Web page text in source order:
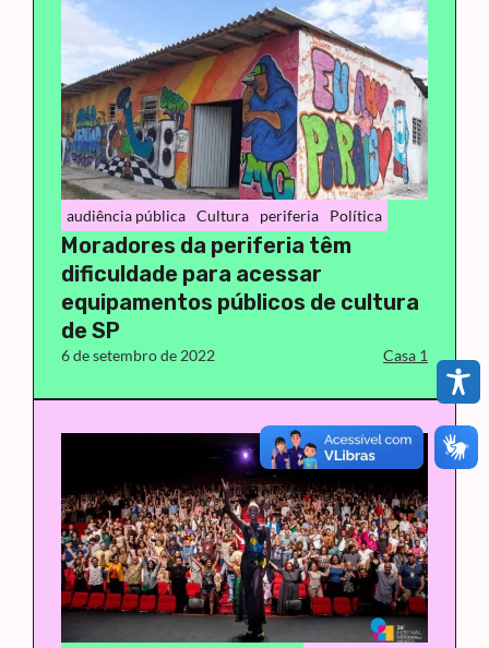
audiência pública Cultura periferia Política
Moradores da periferia têm
dificuldade para acessar
equipamentos públicos de cultura
de SP
6 de setembro de 2022 Casa 1